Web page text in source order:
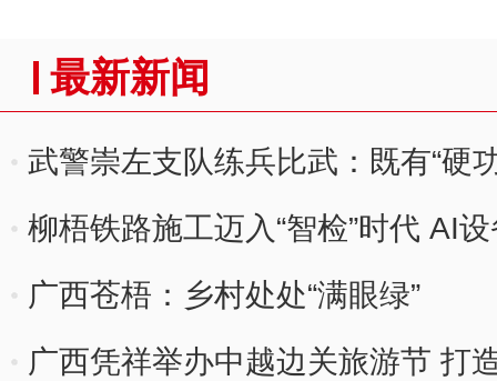
最新新闻
武警崇左支队练兵比武：既有“硬
柳梧铁路施工迈入“智检”时代 AI
200%
广西苍梧：乡村处处“满眼绿”
广西凭祥举办中越边关旅游节 打